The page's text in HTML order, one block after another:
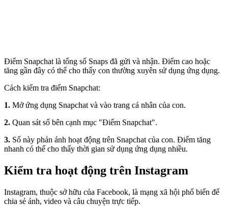
Điểm Snapchat là tổng số Snaps đã gửi và nhận. Điểm cao hoặc
tăng gần đây có thể cho thấy con thường xuyên sử dụng ứng dụng.
Cách kiểm tra điểm Snapchat:
1. Mở ứng dụng Snapchat và vào trang cá nhân của con.
2. Quan sát số bên cạnh mục "Điểm Snapchat".
3. Số này phản ánh hoạt động trên Snapchat của con. Điểm tăng
nhanh có thể cho thấy thời gian sử dụng ứng dụng nhiều.
Kiểm tra hoạt động trên Instagram
Instagram, thuộc sở hữu của Facebook, là mạng xã hội phổ biến để
chia sẻ ảnh, video và câu chuyện trực tiếp.